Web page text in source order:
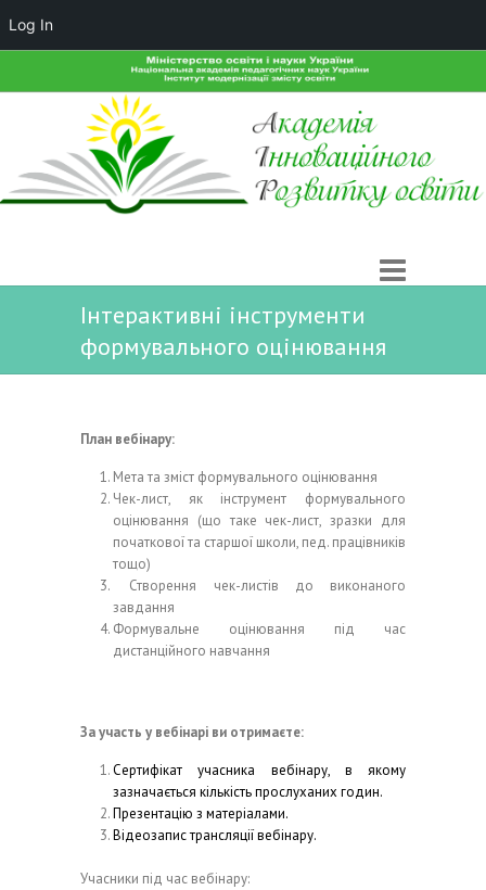
Інтерактивні інструменти
формувального оцінювання
План вебінару:
Мета та зміст формувального оцінювання
Чек-лист, як інструмент формувального
оцінювання (що таке чек-лист, зразки для
початкової та старшої школи, пед. працівників
тощо)
Створення чек-листів до виконаного
завдання
Формувальне оцінювання під час
дистанційного навчання
За участь у вебінарі ви отримаєте:
Сертифікат учасника вебінару, в якому
зазначається кількість прослуханих годин.
Презентацію з матеріалами.
Відеозапис трансляції вебінару.
Учасники під час вебінару:
Log In